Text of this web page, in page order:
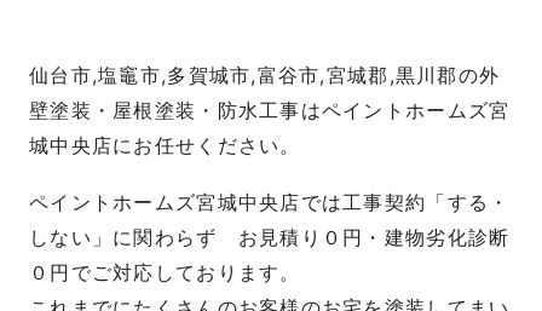
仙台市,塩竈市,多賀城市,富谷市,宮城郡,黒川郡の外
壁塗装・屋根塗装・防水工事はペイントホームズ宮
城中央店にお任せください。
ペイントホームズ宮城中央店では工事契約「する・
しない」に関わらず お見積り０円・建物劣化診断
０円でご対応しております。